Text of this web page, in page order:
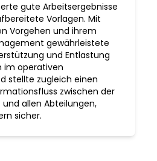
gute Arbeitsergebnisse
Vorlagen. Mit
Vorgehen und ihrem
gewährleistete
und Entlastung
im operativen
stellte zugleich einen
zwischen der
allen Abteilungen,
sicher.